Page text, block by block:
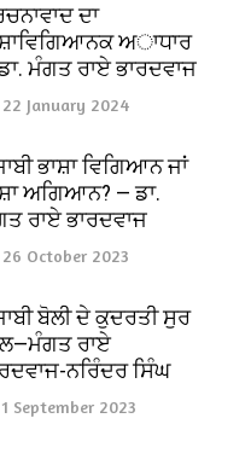
ਦਾ
ਅਾਧਾਰ
ਮੰਗਤ ਰਾਏ ਭਾਰਦਵਾਜ
22 January 2024
ਭਾਸ਼ਾ ਵਿਗਿਆਨ ਜਾਂ
ਅਗਿਆਨ? — ਡਾ.
ਰਾਏ ਭਾਰਦਵਾਜ
26 October 2023
ਬੋਲੀ ਦੇ ਕੁਦਰਤੀ ਸੁਰ
ਰਾਏ
ਨਰਿੰਦਰ ਸਿੰਘ
1 September 2023